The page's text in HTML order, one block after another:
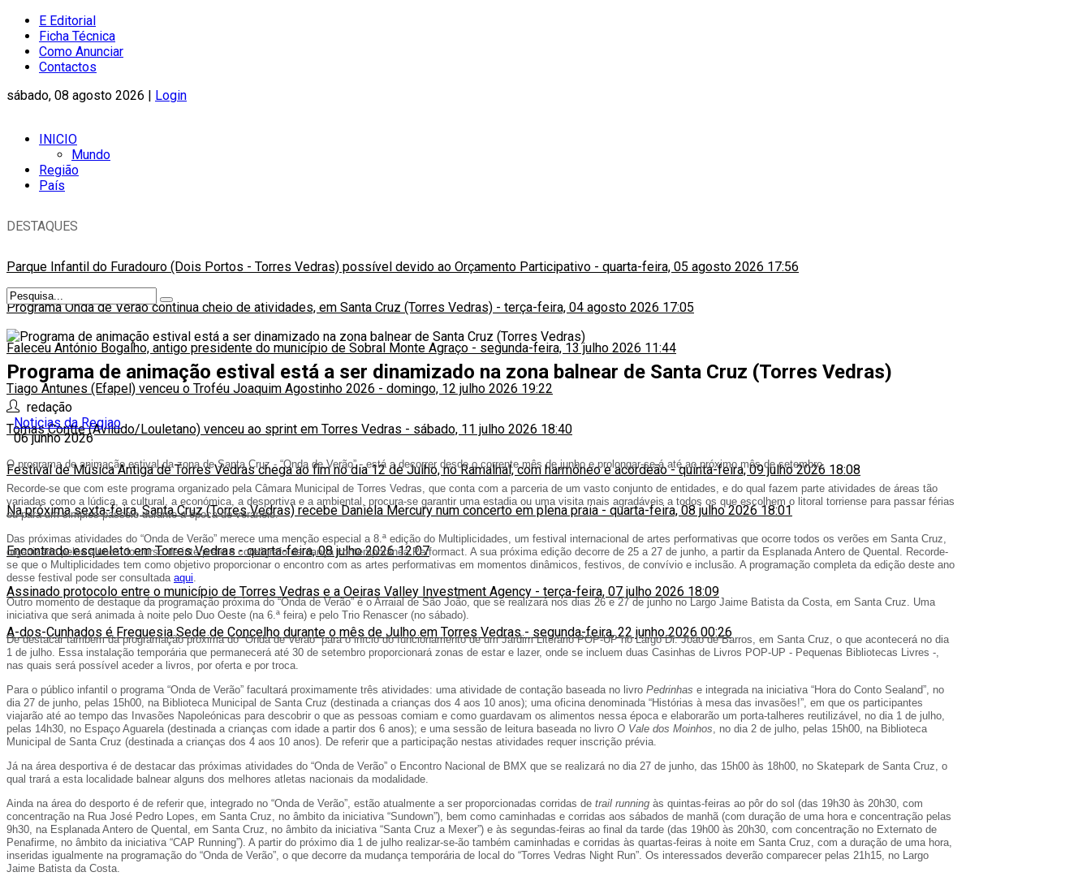
E Editorial
Ficha Técnica
Como Anunciar
Contactos
sábado, 08 agosto 2026 | Login
INICIO
Mundo
Região
País
DESTAQUES
Parque Infantil do Furadouro (Dois Portos - Torres Vedras) possível devido ao Orçamento Participativo - quarta-feira, 05 agosto 2026 17:56
Programa Onda de Verão continua cheio de atividades, em Santa Cruz (Torres Vedras) - terça-feira, 04 agosto 2026 17:05
Faleceu António Bogalho, antigo presidente do município de Sobral Monte Agraço - segunda-feira, 13 julho 2026 11:44
Tiago Antunes (Efapel) venceu o Troféu Joaquim Agostinho 2026 - domingo, 12 julho 2026 19:22
Tomas Contte (Aviludo/Louletano) venceu ao sprint em Torres Vedras - sábado, 11 julho 2026 18:40
Festival de Música Antiga de Torres Vedras chega ao fim no dia 12 de Julho, no Ramalhal, com harmóneo e acordeão-quinta-feira, 09 julho 2026 18:08
Na próxima sexta-feira, Santa Cruz (Torres Vedras) recebe Daniela Mercury num concerto em plena praia-quarta-feira, 08 julho 2026 18:01
Encontrado esqueleto em Torres Vedras -quarta-feira, 08 julho 2026 12:07
Assinado protocolo entre o município de Torres Vedras e a Oeiras Valley Investment Agency - terça-feira, 07 julho 2026 18:09
A-dos-Cunhados é Freguesia Sede de Concelho durante o mês de Julho em Torres Vedras- segunda-feira, 22 junho 2026 00:26
Programa de animação estival está a ser dinamizado na zona balnear de Santa Cruz (Torres Vedras)
redação
Noticias da Regiao
06 junho 2026
O programa de animação estival da zona de Santa Cruz - “Onda de Verão” - está a decorrer desde o corrente mês de junho e prolongar-se-á até ao próximo mês de setembro.
Recorde-se que com este programa organizado pela Câmara Municipal de Torres Vedras, que conta com a parceria de um vasto conjunto de entidades, e do qual fazem parte atividades de áreas tão
variadas como a lúdica, a cultural, a económica, a desportiva e a ambiental, procura-se garantir uma estadia ou uma visita mais agradáveis a todos os que escolhem o litoral torriense para passar férias
ou para um simples passeio durante a época de veraneio.
Das próximas atividades do “Onda de Verão” merece uma menção especial a 8.ª edição do Multiplicidades, um festival internacional de artes performativas que ocorre todos os verões em Santa Cruz,
organizado pelos alunos do curso de intérprete e coreógrafo de dança contemporânea Performact. A sua próxima edição decorre de 25 a 27 de junho, a partir da Esplanada Antero de Quental. Recorde-
se que o Multiplicidades tem como objetivo proporcionar o encontro com as artes performativas em momentos dinâmicos, festivos, de convívio e inclusão. A programação completa da edição deste ano
desse festival pode ser consultada aqui
Outro momento de destaque da programação próxima do “Onda de Verão” é o Arraial de São João, que se realizará nos dias 26 e 27 de junho no Largo Jaime Batista da Costa, em Santa Cruz. Uma
iniciativa que será animada à noite pelo Duo Oeste (na 6.ª feira) e pelo Trio Renascer (no sábado).
De destacar também da programação próxima do “Onda de Verão” para o início do funcionamento de um Jardim Literário POP-UP no Largo Dr. João de Barros, em Santa Cruz, o que acontecerá no dia
1 de julho. Essa instalação temporária que permanecerá até 30 de setembro proporcionará zonas de estar e lazer, onde se incluem duas Casinhas de Livros POP-UP - Pequenas Bibliotecas Livres -,
nas quais será possível aceder a livros, por oferta e por troca.
Para o público infantil o programa “Onda de Verão” facultará proximamente três atividades: uma atividade de contação baseada no livro Pedrinhas e integrada na iniciativa “Hora do Conto Sealand”, no
dia 27 de junho, pelas 15h00, na Biblioteca Municipal de Santa Cruz (destinada a crianças dos 4 aos 10 anos); uma oficina denominada “Histórias à mesa das invasões!”, em que os participantes
viajarão até ao tempo das Invasões Napoleónicas para descobrir o que as pessoas comiam e como guardavam os alimentos nessa época e elaborarão um porta-talheres reutilizável, no dia 1 de julho,
pelas 14h30, no Espaço Aguarela (destinada a crianças com idade a partir dos 6 anos); e uma sessão de leitura baseada no livro O Vale dos Moinhos , no dia 2 de julho, pelas 15h00, na Biblioteca
Municipal de Santa Cruz (destinada a crianças dos 4 aos 10 anos). De referir que a participação nestas atividades requer inscrição prévia.
Já na área desportiva é de destacar das próximas atividades do “Onda de Verão” o Encontro Nacional de BMX que se realizará no dia 27 de junho, das 15h00 às 18h00, no Skatepark de Santa Cruz, o
qual trará a esta localidade balnear alguns dos melhores atletas nacionais da modalidade.
Ainda na área do desporto é de referir que, integrado no “Onda de Verão”, estão atualmente a ser proporcionadas corridas de trail running às quintas-feiras ao pôr do sol (das 19h30 às 20h30, com
concentração na Rua José Pedro Lopes, em Santa Cruz, no âmbito da iniciativa “Sundown”), bem como caminhadas e corridas aos sábados de manhã (com duração de uma hora e concentração pelas
9h30, na Esplanada Antero de Quental, em Santa Cruz, no âmbito da iniciativa “Santa Cruz a Mexer”) e às segundas-feiras ao final da tarde (das 19h00 às 20h30, com concentração no Externato de
Penafirme, no âmbito da iniciativa “CAP Running”). A partir do próximo dia 1 de julho realizar-se-ão também caminhadas e corridas às quartas-feiras à noite em Santa Cruz, com a duração de uma hora,
inseridas igualmente na programação do “Onda de Verão”, o que decorre da mudança temporária de local do “Torres Vedras Night Run”. Os interessados deverão comparecer pelas 21h15, no Largo
Jaime Batista da Costa.